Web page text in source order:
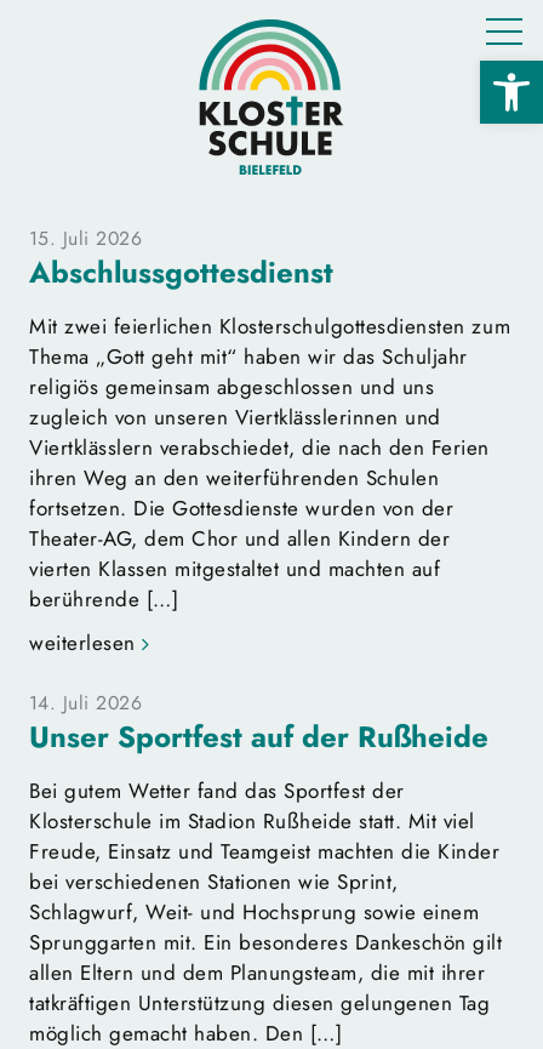
15. Juli 2026
Abschlussgottesdienst
Mit zwei feierlichen Klosterschulgottesdiensten zum
Thema „Gott geht mit“ haben wir das Schuljahr
religiös gemeinsam abgeschlossen und uns
zugleich von unseren Viertklässlerinnen und
Viertklässlern verabschiedet, die nach den Ferien
ihren Weg an den weiterführenden Schulen
fortsetzen. Die Gottesdienste wurden von der
Theater-AG, dem Chor und allen Kindern der
vierten Klassen mitgestaltet und machten auf
berührende […]
weiterlesen
14. Juli 2026
Unser Sportfest auf der Rußheide
Bei gutem Wetter fand das Sportfest der
Klosterschule im Stadion Rußheide statt. Mit viel
Freude, Einsatz und Teamgeist machten die Kinder
bei verschiedenen Stationen wie Sprint,
Schlagwurf, Weit- und Hochsprung sowie einem
Sprunggarten mit. Ein besonderes Dankeschön gilt
allen Eltern und dem Planungsteam, die mit ihrer
tatkräftigen Unterstützung diesen gelungenen Tag
möglich gemacht haben. Den […]